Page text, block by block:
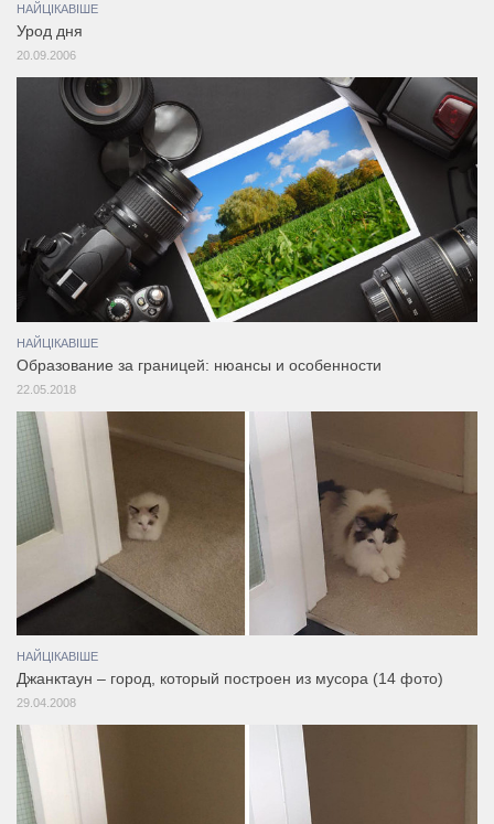
НАЙЦІКАВІШЕ
Урод дня
20.09.2006
НАЙЦІКАВІШЕ
Образование за границей: нюансы и особенности
22.05.2018
НАЙЦІКАВІШЕ
Джанктаун – город, который построен из мусора (14 фото)
29.04.2008